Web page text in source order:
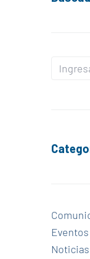
Eventos
Noticias